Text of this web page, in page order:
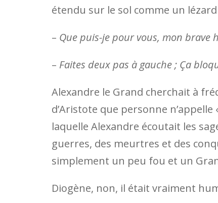
étendu sur le sol comme un
– Que puis-je pour vous, mon brave
– Faites deux pas à gauche ; Ça
Alexandre le Grand cherchait à
d’Aristote que personne
laquelle Alexandre écoutait les
guerres, des meurtres et des
simplement un peu fou et un
Diogène, non, il était vraiment